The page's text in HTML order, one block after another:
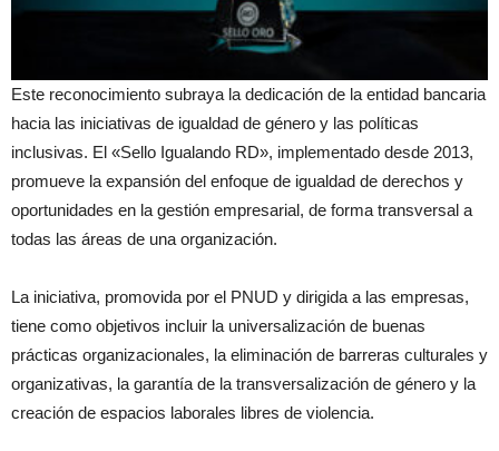
Este reconocimiento subraya la dedicación de la entidad bancaria
hacia las iniciativas de igualdad de género y las políticas
inclusivas. El «Sello Igualando RD», implementado desde 2013,
promueve la expansión del enfoque de igualdad de derechos y
oportunidades en la gestión empresarial, de forma transversal a
todas las áreas de una organización.
La iniciativa, promovida por el PNUD y dirigida a las empresas,
tiene como objetivos incluir la universalización de buenas
prácticas organizacionales, la eliminación de barreras culturales y
organizativas, la garantía de la transversalización de género y la
creación de espacios laborales libres de violencia.